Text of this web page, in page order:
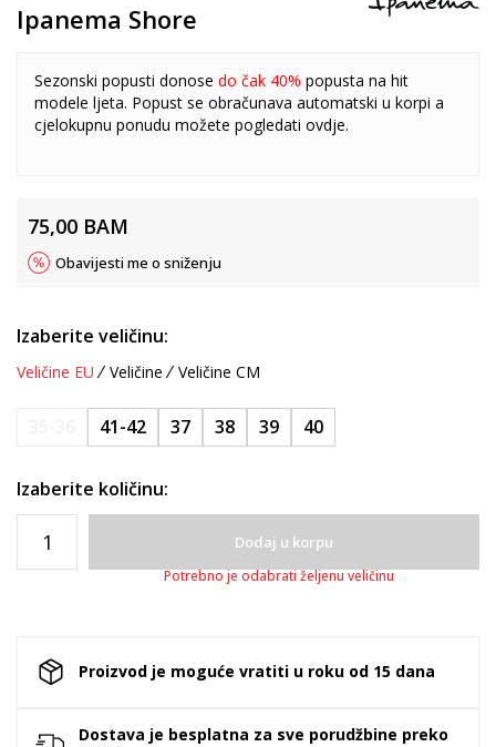
Ipanema Shore
Sezonski popusti donose do čak 40% popusta na hit
modele ljeta. Popust se obračunava automatski u korpi a
cjelokupnu ponudu možete pogledati ovdje.
75,00 BAM
Obavijesti me o sniženju
Izaberite veličinu:
Veličine EU Veličine Veličine CM
41-42 37 38 39 40
Izaberite količinu:
Dodaj u korpu
Potrebno je odabrati željenu veličinu
Proizvod je moguće vratiti u roku od 15 dana
Dostava je besplatna za sve porudžbine preko